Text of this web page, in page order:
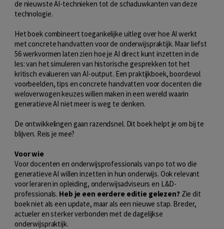
de nieuwste AI-technieken tot de schaduwkanten van deze
technologie.
Het boek combineert toegankelijke uitleg over hoe AI werkt
met concrete handvatten voor de onderwijspraktijk. Maar liefst
56 werkvormen laten zien hoe je AI direct kunt inzetten in de
les: van het simuleren van historische gesprekken tot het
kritisch evalueren van AI-output. Een praktijkboek, boordevol
voorbeelden, tips en concrete handvatten voor docenten die
weloverwogen keuzes willen maken in een wereld waarin
generatieve AI niet meer is weg te denken.
De ontwikkelingen gaan razendsnel. Dit boek helpt je om bij te
blijven. Reis je mee?
Voor wie
Voor docenten en onderwijsprofessionals van po tot wo die
generatieve AI willen inzetten in hun onderwijs. Ook relevant
voor leraren in opleiding, onderwijsadviseurs en L&D-
professionals. Heb je een eerdere editie gelezen?Zie dit
boek niet als een update, maar als een nieuwe stap. Breder,
actueler en sterker verbonden met de dagelijkse
onderwijspraktijk.